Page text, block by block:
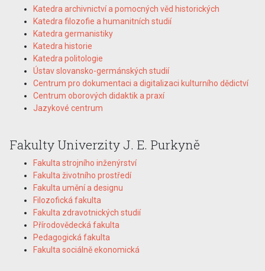
Katedra archivnictví a pomocných věd historických
Katedra filozofie a humanitních studií
Katedra germanistiky
Katedra historie
Katedra politologie
Ústav slovansko-germánských studií
Centrum pro dokumentaci a digitalizaci kulturního dědictví
Centrum oborových didaktik a praxí
Jazykové centrum
Fakulty Univerzity J. E. Purkyně
Fakulta strojního inženýrství
Fakulta životního prostředí
Fakulta umění a designu
Filozofická fakulta
Fakulta zdravotnických studií
Přírodovědecká fakulta
Pedagogická fakulta
Fakulta sociálně ekonomická